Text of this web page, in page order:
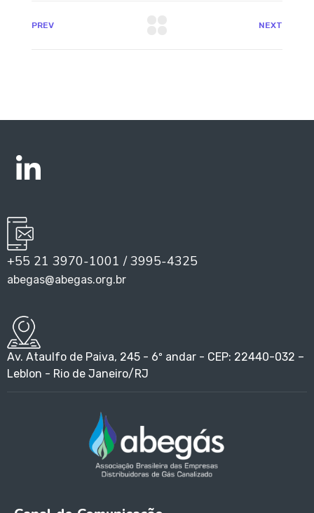
PREV NEXT
+55 21 3970-1001 / 3995-4325
abegas@abegas.org.br
Av. Ataulfo de Paiva, 245 - 6º andar - CEP: 22440-032 –
Leblon - Rio de Janeiro/RJ